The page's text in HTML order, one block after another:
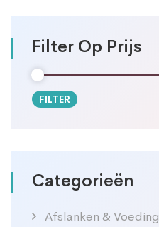
Filter Op Prijs
Min.
Max.
FILTER
Categorieën
Afslanken & Voeding